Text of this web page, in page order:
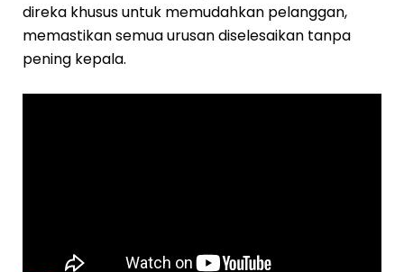
direka khusus untuk memudahkan pelanggan,
memastikan semua urusan diselesaikan tanpa
pening kepala.